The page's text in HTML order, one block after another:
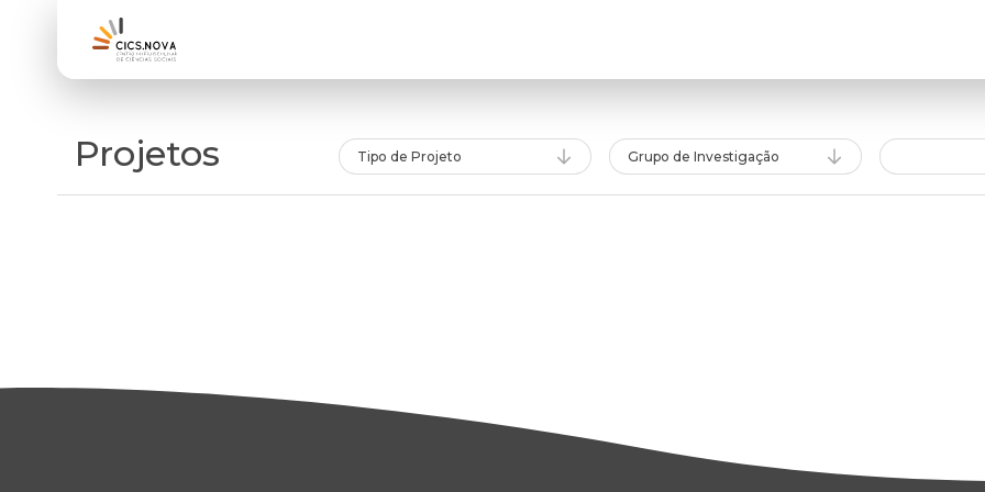
Projetos Tipo de Projeto Grupo de Investigação